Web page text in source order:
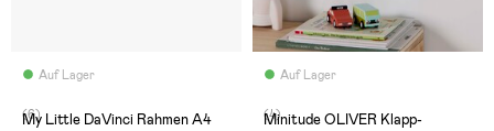
Auf Lager
(6)
My Little DaVinci Rahmen A4
Auf Lager
(4)
Minitude OLIVER Klapp-